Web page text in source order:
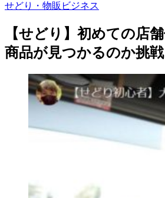
せどり・物販ビジネス
【せどり】初めての店
商品が見つかるのか挑